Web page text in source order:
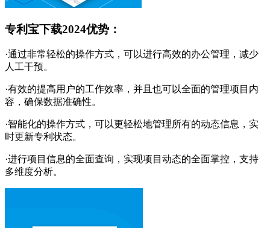
专利宝下载2024优势：
·通过非常轻松的操作方式，可以进行高效的办公管理，减少
人工干预。
·有效的提高用户的工作效率，并且也可以全面的管理项目内
容，确保数据准确性。
·智能化的操作方式，可以更轻松地管理所有的动态信息，实
时更新专利状态。
·进行项目信息的全面查询，实现项目动态的全面掌控，支持
多维度分析。